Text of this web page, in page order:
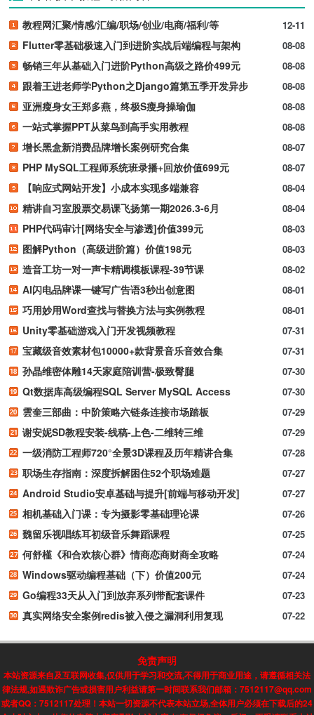
12-11
教程网汇聚/情感/汇编/职场/创业/电商/福利/等
08-08
Flutter零基础极速入门到进阶实战后端编程与架构
08-08
畅销三年从基础入门进阶Python高级之路价499元
08-08
跟着王进老师学Python之Django篇第五季开发异步
08-08
亚洲瘦身女王郑多燕，终极S瘦身操瑜伽
08-08
一站式掌握PPT从菜鸟到高手实用教程
08-07
增长黑盒新消费品牌增长案例研究合集
08-07
PHP MySQL工程师系统班录播+回放价值699元
08-04
【响应式网站开发】小成本实现多端兼容
08-04
精讲自习室股票交易课飞扬第一期2026.3-6月
08-03
PHP代码审计[网络安全与渗透]价值399元
08-03
图解Python（高级进阶篇）价值198元
08-02
造音工坊一对一声卡精调模板课程-39节课
08-01
AI闪电品牌课一键写广告语3秒出创意图
08-01
巧用妙用Word查找与替换方法与实例教程
07-31
Unity零基础游戏入门开发视频教程
07-31
宝藏级音效素材包10000+款背景音乐音效合集
07-30
孙晶维密体雕14天家庭陪训营-极致臀腿
07-30
Qt数据库高级编程SQL Server MySQL Access
07-29
雲奎三部曲：中阶策略六链条连接市场踏板
07-29
谢安妮SD教程安装-线稿-上色-二维转三维
07-28
一级消防工程师720°全景3D课程及历年精讲合集
07-27
职场生存指南：深度拆解困住52个职场难题
07-27
Android Studio安卓基础与提升[前端与移动开发]
07-26
相机基础入门课：专为摄影零基础理论课
07-25
魏留乐视唱练耳初级音乐舞蹈课程
07-24
何舒槿《和合欢核心群》情商恋商财商全攻略
07-24
Windows驱动编程基础（下）价值200元
07-23
Go编程33天从入门到放弃系列带配套课件
07-22
真实网络安全案例redis被入侵之漏洞利用复现
免责声明
本站资源来自及互联网收集,仅供用于学习和交流,不得用于商业用途，请遵循相关法
律法规,如遇欺诈广告或损害用户利益请第一时间联系我们邮箱：7512117@qq.com
或者QQ：7512117处理！本站一切资源不代表本站立场,全体用户必须在下载后的24